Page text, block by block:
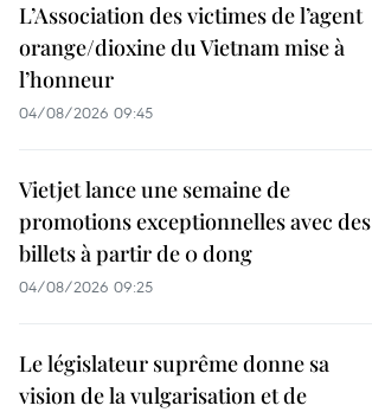
L’Association des victimes de l’agent
orange/dioxine du Vietnam mise à
l’honneur
04/08/2026 09:45
Vietjet lance une semaine de
promotions exceptionnelles avec des
billets à partir de 0 dong
04/08/2026 09:25
Le législateur suprême donne sa
vision de la vulgarisation et de